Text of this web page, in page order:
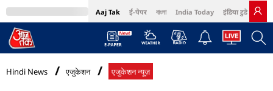
Aaj Tak ई-पेपर বাংলা India Today इंडिया टुडे हिंदी
MumbaiTak Cosmopolitan Harper's Bazaar Northeast
Hindi News एजुकेशन एजुकेशन न्यूज़